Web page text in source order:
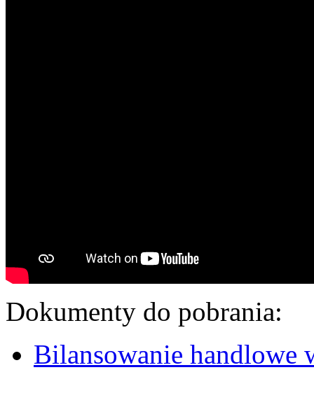
Dokumenty do pobrania:
Bilansowanie handlowe